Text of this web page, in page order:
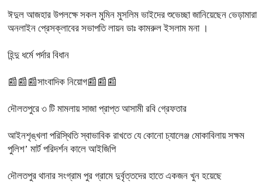
ঈদুল আজহার উপলক্ষে সকল মুমিন মুসলিম ভাইদের শুভেচ্ছা জানিয়েছেন ভেড়ামারা
অনলাইন প্রেসক্লাবের সভাপতি লায়ন ডাঃ কামরুল ইসলাম মনা ।
হিন্দু ধর্মে পর্দার বিধান
📰📰📰সাংবাদিক নিয়োগ📰📰📰
দৌলতপুরে ৩ টি মামলায় সাজা প্রাপ্ত আসামী রবি গ্রেফতার
আইনশৃঙ্খলা পরিস্থিতি স্বাভাবিক রাখতে যে কোনো চ্যালেঞ্জ মোকাবিলায় সক্ষম
পুলিশ’ মার্ট পরিদর্শন কালে আইজিপি
দৌলতপুর থানার সংগ্রাম পুর গ্রামে দুর্বৃত্তদের হাতে একজন খুন হয়েছে